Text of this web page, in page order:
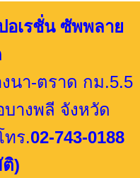
อเรชั่น ซัพพลาย
นา-ตราด กม.5.5
บางพลี จังหวัด
ทร.02-743-0188
)